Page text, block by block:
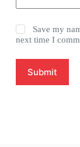
Save my
next time I
Submit